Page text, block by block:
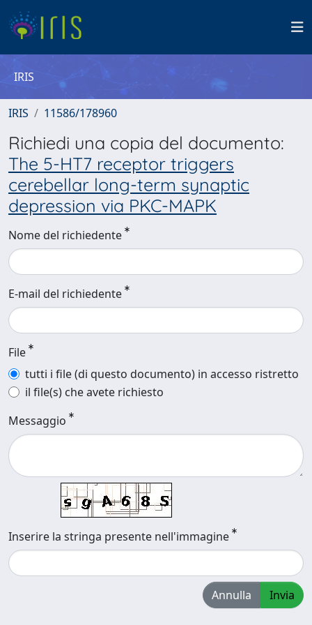
IRIS
IRIS 11586/178960
Richiedi una copia del documento:
The 5-HT7 receptor triggers
cerebellar long-term synaptic
depression via PKC-MAPK
Nome del richiedente
E-mail del richiedente
File
tutti i file (di questo documento) in accesso ristretto
il file(s) che avete richiesto
Messaggio
Inserire la stringa presente nell'immagine
Annulla Invia